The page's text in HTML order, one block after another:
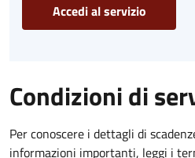
Accedi al servizio
Condizioni di
Per conoscere i dettagli di
informazioni importanti, leggi i